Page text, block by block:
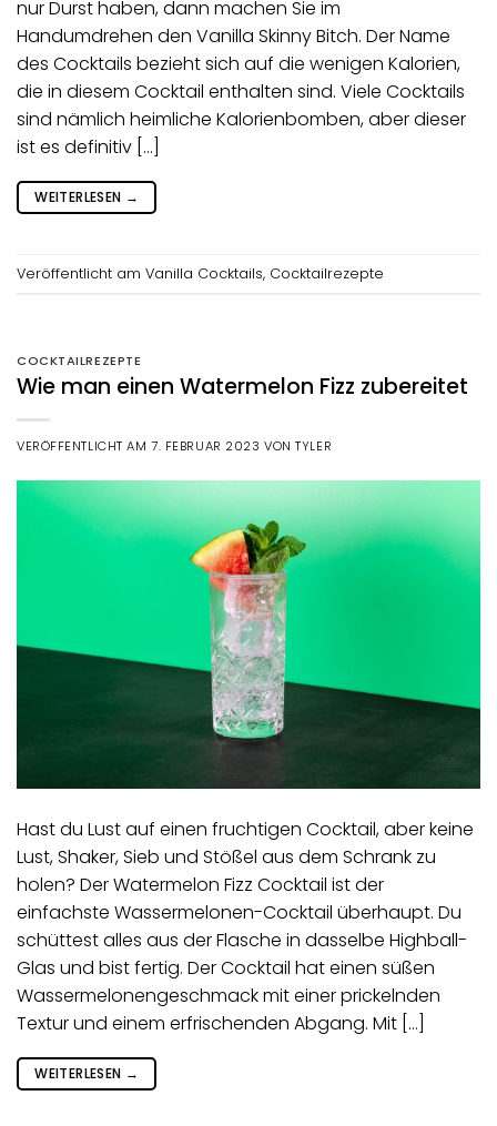
nur Durst haben, dann machen Sie im
Handumdrehen den Vanilla Skinny Bitch. Der Name
des Cocktails bezieht sich auf die wenigen Kalorien,
die in diesem Cocktail enthalten sind. Viele Cocktails
sind nämlich heimliche Kalorienbomben, aber dieser
ist es definitiv […]
WEITERLESEN →
Veröffentlicht am Vanilla Cocktails, Cocktailrezepte
COCKTAILREZEPTE
Wie man einen Watermelon Fizz zubereitet
VERÖFFENTLICHT AM7. FEBRUAR 2023 VONTYLER
Hast du Lust auf einen fruchtigen Cocktail, aber keine
Lust, Shaker, Sieb und Stößel aus dem Schrank zu
holen? Der Watermelon Fizz Cocktail ist der
einfachste Wassermelonen-Cocktail überhaupt. Du
schüttest alles aus der Flasche in dasselbe Highball-
Glas und bist fertig. Der Cocktail hat einen süßen
Wassermelonengeschmack mit einer prickelnden
Textur und einem erfrischenden Abgang. Mit […]
WEITERLESEN →